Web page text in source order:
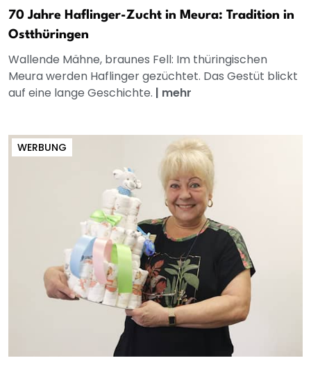
70 Jahre Haflinger-Zucht in Meura: Tradition in
Ostthüringen
Wallende Mähne, braunes Fell: Im thüringischen
Meura werden Haflinger gezüchtet. Das Gestüt blickt
auf eine lange Geschichte. | mehr
WERBUNG